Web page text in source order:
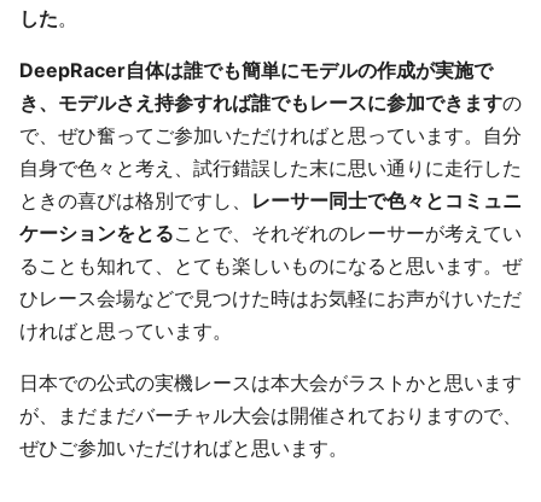
した。
DeepRacer自体は誰でも簡単にモデルの作成が実施で
き、モデルさえ持参すれば誰でもレースに参加できますの
で、ぜひ奮ってご参加いただければと思っています。自分
自身で色々と考え、試行錯誤した末に思い通りに走行した
ときの喜びは格別ですし、 レーサー同士で色々とコミュニ
ケーションをとることで、それぞれのレーサーが考えてい
ることも知れて、とても楽しいものになると思います。ぜ
ひレース会場などで見つけた時はお気軽にお声がけいただ
ければと思っています。
日本での公式の実機レースは本大会がラストかと思います
が、まだまだバーチャル大会は開催されておりますので、
ぜひご参加いただければと思います。